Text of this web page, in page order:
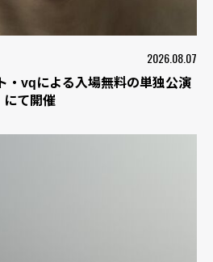
2026.08.07
・vqによる入場無料の単独公演
にて開催